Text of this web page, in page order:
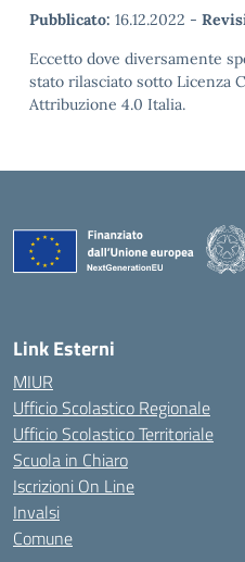
Pubblicato: 16.12.2022 -
Eccetto dove diversamente
stato rilasciato sotto Licenza
Attribuzione 4.0 Italia.
Link Esterni
MIUR
Ufficio Scolastico Regionale
Ufficio Scolastico Territoriale
Scuola in Chiaro
Iscrizioni On Line
Invalsi
Comune